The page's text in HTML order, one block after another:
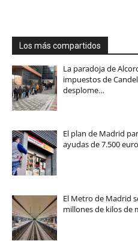
Los más compartidos
La paradoja de
impuestos de
desplome…
El plan de Madrid
ayudas de 7.500
El Metro de Madrid
millones de kilos de